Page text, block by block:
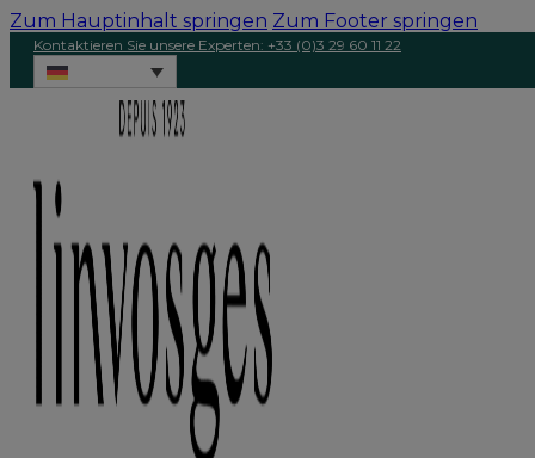
Zum Hauptinhalt springen Zum Footer springen
Kontaktieren Sie unsere Experten: +33 (0)3 29 60 11 22